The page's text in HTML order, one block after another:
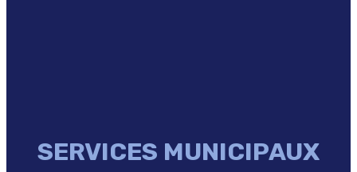
SERVICES MUNICIPAUX